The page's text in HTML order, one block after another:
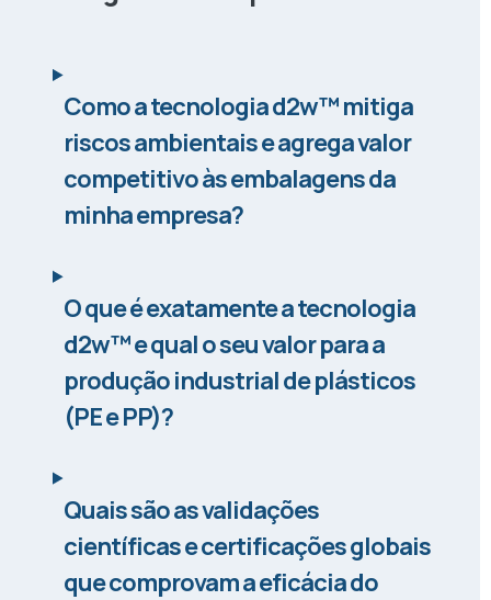
Como a tecnologia d2w™ mitiga
riscos ambientais e agrega valor
competitivo às embalagens da
minha empresa?
O que é exatamente a tecnologia
d2w™ e qual o seu valor para a
produção industrial de plásticos
(PE e PP)?
Quais são as validações
científicas e certificações globais
que comprovam a eficácia do